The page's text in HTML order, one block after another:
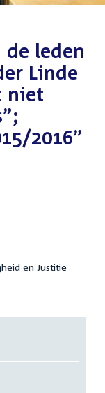
leden
Linde
niet
2016”
en Justitie